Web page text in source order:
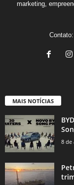
marketing,
Contato:
MAIS NOTÍCIAS
8 de